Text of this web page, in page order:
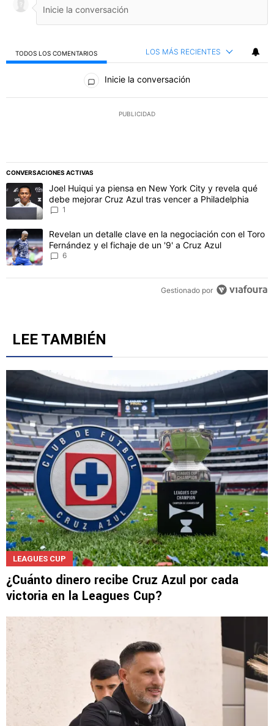
TODOS LOS COMENTARIOS LOS MÁS RECIENTES
Todos los comentarios
Inicie la conversación
PUBLICIDAD
CONVERSACIONES ACTIVAS
Este listado muestra los artículos con más comentarios en los
Un artículo de tendencia con el título "Joel Huiqui ya piensa en
Joel Huiqui ya piensa en New York City y revela qué
debe mejorar Cruz Azul tras vencer a Philadelphia
1
Un artículo de tendencia con el título "Revelan un detalle clave
Revelan un detalle clave en la negociación con el Toro
Fernández y el fichaje de un '9' a Cruz Azul
6
Gestionado por
LEE TAMBIÉN
LEAGUES CUP
¿Cuánto dinero recibe Cruz Azul por cada
victoria en la Leagues Cup?